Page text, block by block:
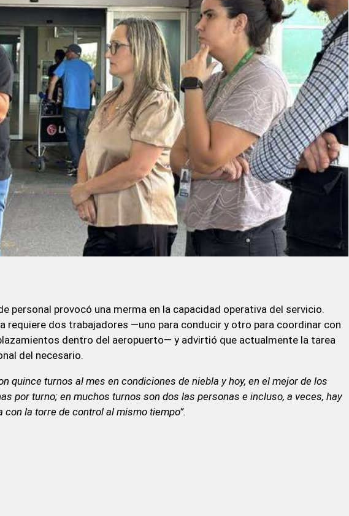
personal provocó una merma en la capacidad operativa del servicio.
requiere dos trabajadores —uno para conducir y otro para coordinar con
dentro del aeropuerto— y advirtió que actualmente la tarea
del necesario.
quince turnos al mes en condiciones de niebla y hoy, en el mejor de los
por turno; en muchos turnos son dos las personas e incluso, a veces, hay
con la torre de control al mismo tiempo”.